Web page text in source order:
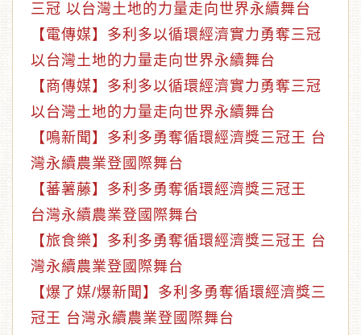
三冠 以台灣土地的力量走向世界永續舞台
【電傳媒】多利多以循環經濟實力勇奪三冠
以台灣土地的力量走向世界永續舞台
【商傳媒】多利多以循環經濟實力勇奪三冠
以台灣土地的力量走向世界永續舞台
【鳴新聞】多利多勇奪循環經濟獎三冠王 台
灣永續農業登國際舞台
【蕃薯藤】多利多勇奪循環經濟獎三冠王
台灣永續農業登國際舞台
【旅食樂】多利多勇奪循環經濟獎三冠王 台
灣永續農業登國際舞台
【爆了媒/爆新聞】多利多勇奪循環經濟獎三
冠王 台灣永續農業登國際舞台